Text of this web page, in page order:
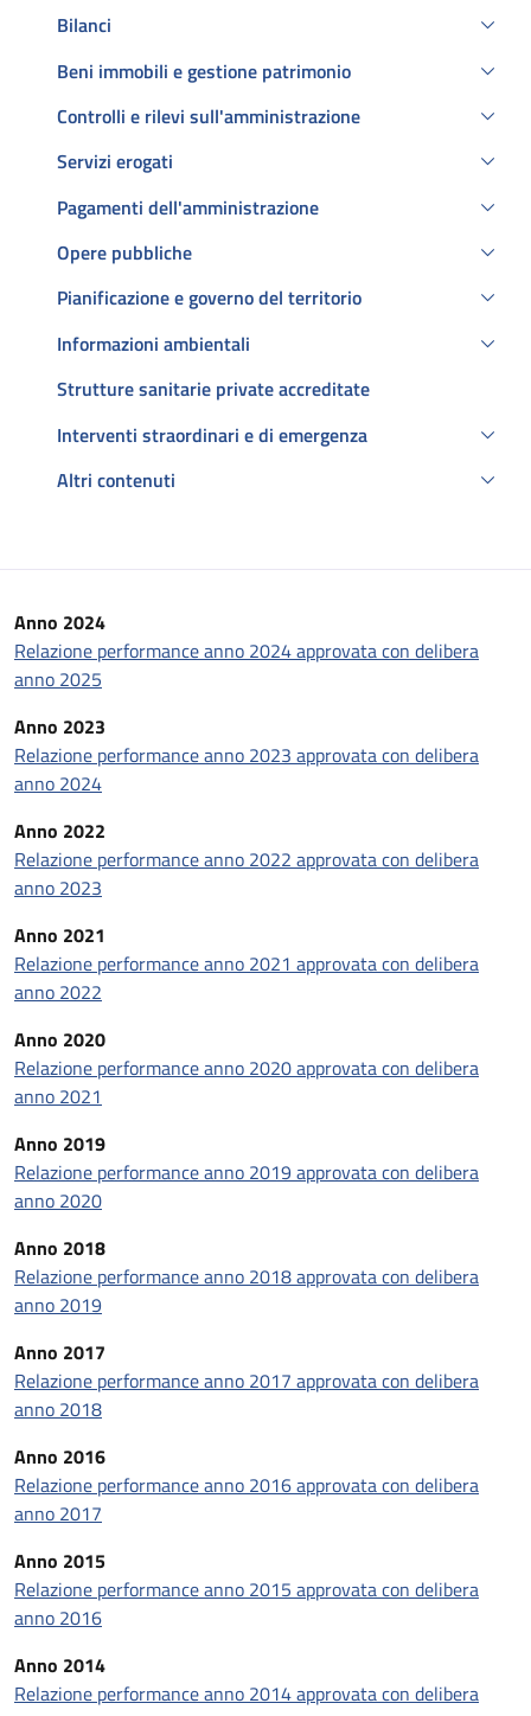
Bilanci
Beni immobili e gestione patrimonio
Controlli e rilevi sull'amministrazione
Servizi erogati
Pagamenti dell'amministrazione
Opere pubbliche
Pianificazione e governo del territorio
Informazioni ambientali
Strutture sanitarie private accreditate
Interventi straordinari e di emergenza
Altri contenuti
Descrizione
Anno 2024
Relazione performance anno 2024 approvata con delibera
anno 2025
Anno 2023
Relazione performance anno 2023 approvata con delibera
anno 2024
Anno 2022
Relazione performance anno 2022 approvata con delibera
anno 2023
Anno 2021
Relazione performance anno 2021 approvata con delibera
anno 2022
Anno 2020
Relazione performance anno 2020 approvata con delibera
anno 2021
Anno 2019
Relazione performance anno 2019 approvata con delibera
anno 2020
Anno 2018
Relazione performance anno 2018 approvata con delibera
anno 2019
Anno 2017
Relazione performance anno 2017 approvata con delibera
anno 2018
Anno 2016
Relazione performance anno 2016 approvata con delibera
anno 2017
Anno 2015
Relazione performance anno 2015 approvata con delibera
anno 2016
Anno 2014
Relazione performance anno 2014 approvata con delibera